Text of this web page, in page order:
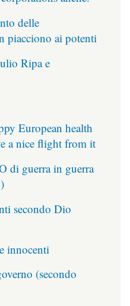
delle
piacciono ai potenti
Ripa e
European health
a nice flight from it
di guerra in guerra
secondo Dio
innocenti
(secondo